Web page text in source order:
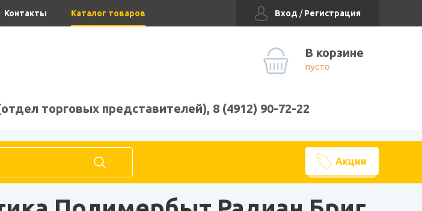
Контакты Каталог товаров Вход /Регистрация
В корзине
пусто
торговых представителей), 8 (4912) 90-72-22
Акции